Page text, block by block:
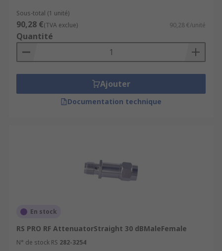
Sous-total (1 unité)
90,28 €(TVA exclue) 90,28 €/unité
Quantité
Ajouter
Documentation technique
En stock
RS PRO RF AttenuatorStraight 30 dBMaleFemale
N° de stock RS 282-3254